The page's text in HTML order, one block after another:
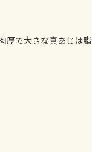
で大きな真あじは